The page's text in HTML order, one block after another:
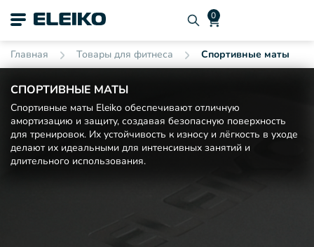
Главная Товары для фитнеса Спортивные маты
СПОРТИВНЫЕ МАТЫ
Спортивные маты Eleiko обеспечивают отличную
амортизацию и защиту, создавая безопасную поверхность
для тренировок. Их устойчивость к износу и лёгкость в уходе
делают их идеальными для интенсивных занятий и
длительного использования.